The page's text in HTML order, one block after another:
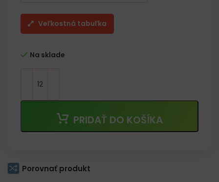
Veľkostná tabuľka
Na sklade
PRIDAŤ DO KOŠÍKA
Porovnať produkt